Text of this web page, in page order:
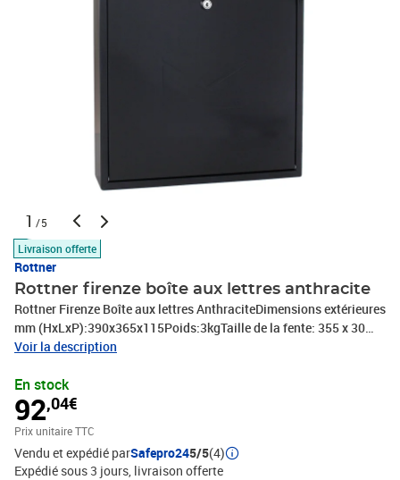
1 /5
Livraison offerte
Rottner
Rottner firenze boîte aux lettres anthracite
Rottner Firenze Boîte aux lettres AnthraciteDimensions extérieures
mm (HxLxP):390x365x115Poids:3kgTaille de la fente: 355 x 30
mmPose Murale (matériel de fixation inclus)Serrure à cylindre
antirouilleMatière: Acier
Voir la description
En stock
92,04€
Prix unitaire TTC
Vendu et expédié parSafepro245/5(4)
Expédié sous 3 jours livraison offerte